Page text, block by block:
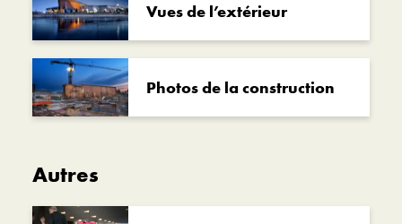
Vues de l’extérieur
Photos de la construction
Autres